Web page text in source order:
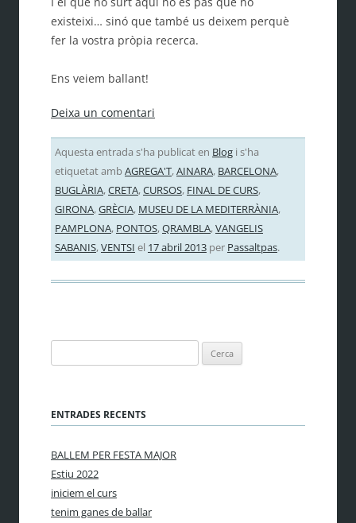
existeixi… sinó que també us deixem perquè
fer la vostra pròpia recerca.
Ens veiem ballant!
Deixa un comentari
Aquesta entrada s'ha publicat en Blogi s'ha
etiquetat ambAGREGA'T,AINARA, BARCELONA,
BUGLÀRIA,CRETA,CURSOS, FINAL DE CURS,
GIRONA,GRÈCIA, MUSEU DE LA MEDITERRÀNIA,
PAMPLONA, PONTOS,QRAMBLA,VANGELIS
SABANIS,VENTSI el 17 abril 2013per Passaltpas.
ENTRADES RECENTS
BALLEM PER FESTA MAJOR
Estiu 2022
iniciem el curs
tenim ganes de ballar